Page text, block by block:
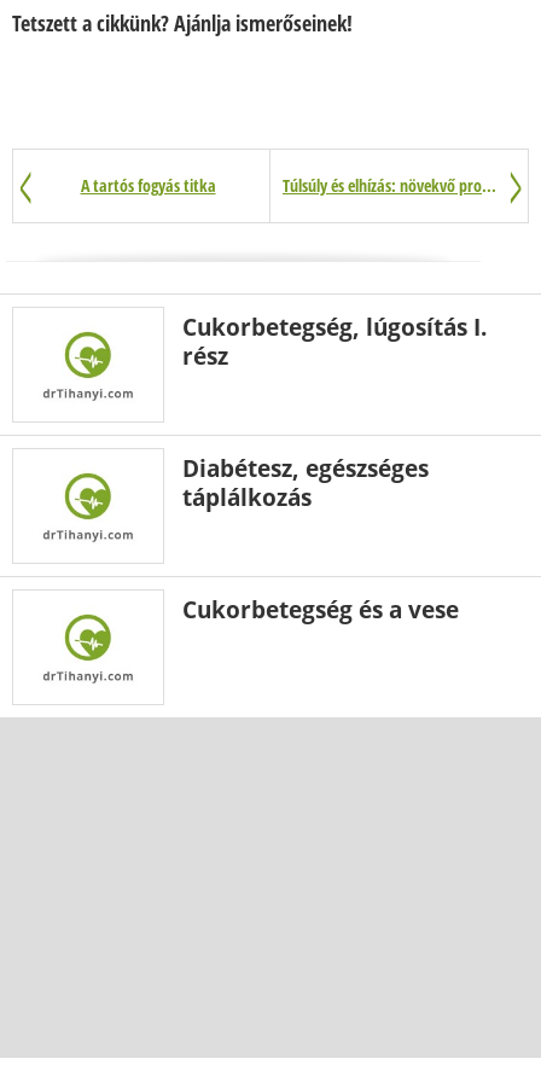
Tetszett a cikkünk? Ajánlja ismerőseinek!
A tartós fogyás titka Túlsúly és elhízás: növekvő probléma
Cukorbetegség, lúgosítás I.
rész
Diabétesz, egészséges
táplálkozás
Cukorbetegség és a vese